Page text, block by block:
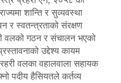
शान्ति र सुव्यवस्था
र स्वतन्त्रताको संरक्षण
वलको गठन र संचालन भएको
उद्देश्य कायम
वलका वहालवाला सहायक
पदीय हैसियतले कर्तव्य